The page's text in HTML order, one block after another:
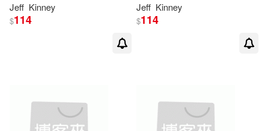
Jeff Kinney
$114
Jeff Kinney
$114